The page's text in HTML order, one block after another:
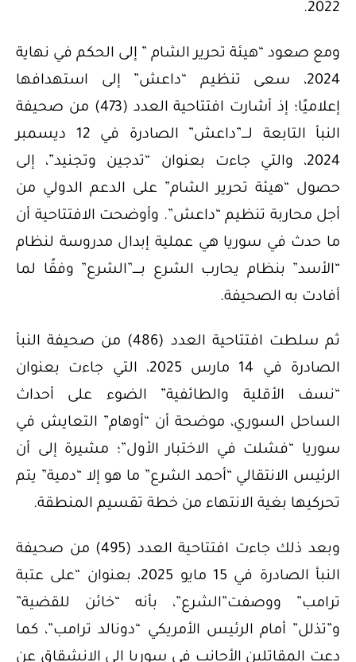
2022.
ومع صعود “هيئة تحرير الشام ” إلى الحكم في نهاية
2024، سعى تنظيم “داعش” إلى استهدافها
إعلاميًا؛ إذ أشارت افتتاحية العدد (473) من صحيفة
النبأ التابعة لــــ”داعش” الصادرة في 12 ديسمبر
2024، والتي جاءت بعنوان “تدجين وتجنيد”، إلى
حصول “هيئة تحرير الشام” على الدعم الدولي من
أجل محاربة تنظيم “داعش”. وأوضحت الافتتاحية أن
ما حدث في سوريا هي عملية إبدال مدروسة لنظام
“الأسد” بنظام يحارب الشرع بـــــ”الشرع” وفقًا لما
أفادت به الصحيفة.
ثم سلطت افتتاحية العدد (486) من صحيفة النبأ
الصادرة في 14 مارس 2025، التي جاءت بعنوان
“نسف الأقلية والطائفية” الضوء على أحداث
الساحل السوري، موضحة أن “أوهام” التعايش في
سوريا “فشلت في الاختبار الأول”؛ مشيرة إلى أن
الرئيس الانتقالي “أحمد الشرع” ما هو إلا “دمية” يتم
تحركيها بغية الانتهاء من خطة تقسيم المنطقة.
وبعد ذلك جاءت افتتاحية العدد (495) من صحيفة
النبأ الصادرة في 15 مايو 2025، بعنوان “على عتبة
ترامب” ووصفت”الشرع”، بأنه “خائن للقضية”
و”تذلل” أمام الرئيس الأمريكي “دونالد ترامب”، كما
دعت المقاتلين الأجانب في سوريا إلى الانشقاق عن